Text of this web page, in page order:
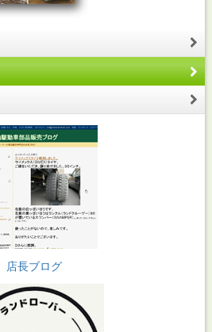
店長ブログ